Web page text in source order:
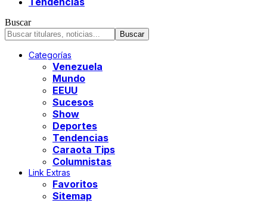
Buscar
Categorías
Venezuela
Mundo
EEUU
Sucesos
Show
Deportes
Tendencias
Caraota Tips
Columnistas
Link Extras
Favoritos
Sitemap